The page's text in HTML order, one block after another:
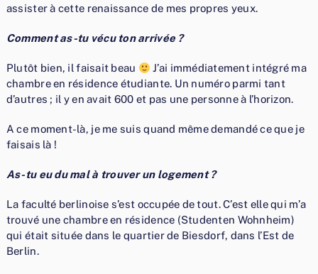
assister à cette renaissance de mes propres yeux.
Comment as-tu vécu ton arrivée ?
Plutôt bien, il faisait beau
J’ai immédiatement intégré ma
chambre en résidence étudiante. Un numéro parmi tant
d’autres ; il y en avait 600 et pas une personne à l’horizon.
A ce moment-là, je me suis quand même demandé ce que je
faisais là !
As-tu eu du mal à trouver un logement ?
La faculté berlinoise s’est occupée de tout. C’est elle qui m’a
trouvé une chambre en résidence (Studenten Wohnheim)
qui était située dans le quartier de Biesdorf, dans l’Est de
Berlin.